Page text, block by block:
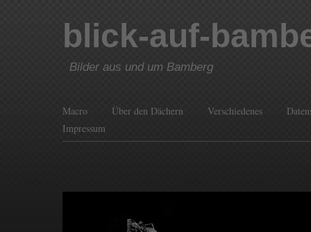
blick-auf-
Bilder aus und um Bamberg
Macro Über den Dächern Verschiedenes
Impressum